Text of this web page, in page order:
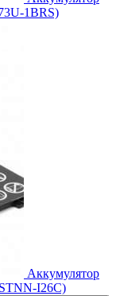
1BRS)
Аккумулятор
I26C)